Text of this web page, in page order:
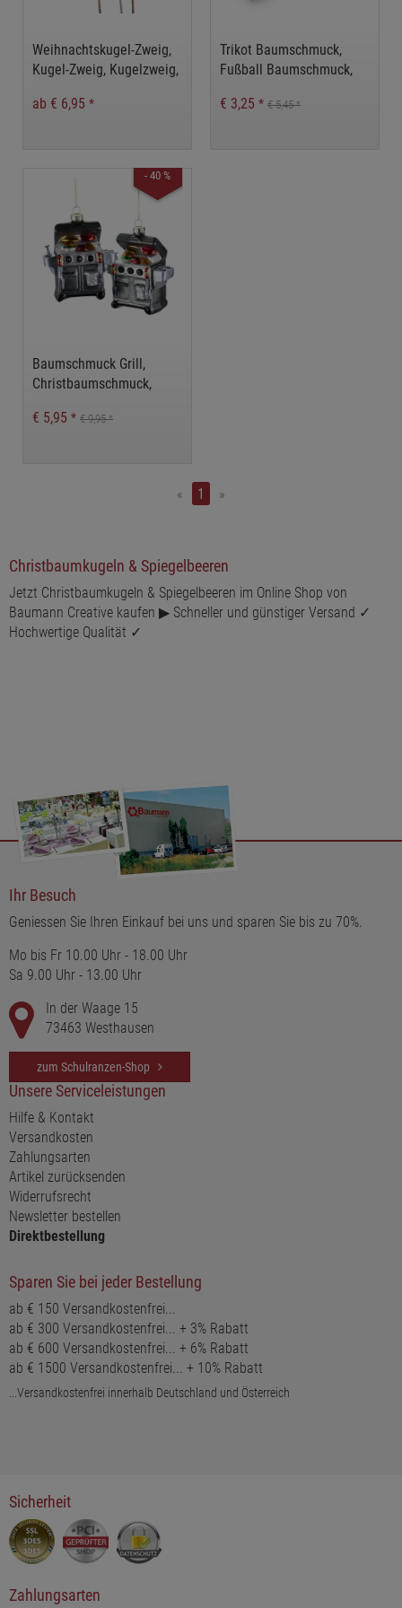
Weihnachtskugel-Zweig,
Kugel-Zweig, Kugelzweig,
Christbaumkugel-Zweig,
ab € 6,95 *
Trikot Baumschmuck,
Fußball Baumschmuck,
Fußball zum Hängen,
€ 3,25 * € 5,45*
- 40 %
Baumschmuck Grill,
Christbaumschmuck,
Hängen, Grill für
€ 5,95 * € 9,95*
« 1 »
Christbaumkugeln & Spiegelbeeren
Jetzt Christbaumkugeln & Spiegelbeeren im Online Shop von
Baumann Creative kaufen ▶ Schneller und günstiger Versand ✓
Hochwertige Qualität ✓
Ihr Besuch
Geniessen Sie Ihren Einkauf bei uns und sparen Sie bis zu 70%.
Mo bis Fr 10.00 Uhr - 18.00 Uhr
Sa 9.00 Uhr - 13.00 Uhr
In der Waage 15
73463 Westhausen
zum Schulranzen-Shop
Unsere Serviceleistungen
Hilfe & Kontakt
Versandkosten
Zahlungsarten
Artikel zurücksenden
Widerrufsrecht
Newsletter bestellen
Direktbestellung
Sparen Sie bei jeder Bestellung
ab € 150 Versandkostenfrei...
ab € 300 Versandkostenfrei... + 3% Rabatt
ab € 600 Versandkostenfrei... + 6% Rabatt
ab € 1500 Versandkostenfrei... + 10% Rabatt
...Versandkostenfrei innerhalb Deutschland und Österreich
Sicherheit
Zahlungsarten